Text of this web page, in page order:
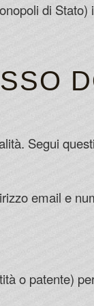
di Stato)
Segui
email e
o patente)